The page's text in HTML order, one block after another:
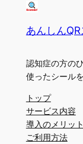
あんしん
認知症の方の
使ったシール
トップ
サービス内容
導入のメリット
ご利用方法